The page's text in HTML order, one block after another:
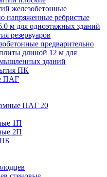
железобетонные
напряженные ребристые
м для одноэтажных зданий
резервуаров
предварительно
длиной 12 м для
зданий
ПК
ПАГ
ПАГ 20
1П
2П